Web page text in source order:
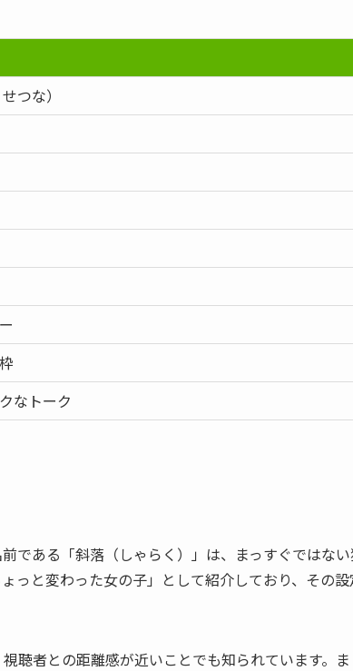
つな）
なトーク
である「斜落（しゃらく）」は、まっすぐではな
っと変わった女の子」として紹介しており、その設
聴者との距離感が近いことでも知られています。ま